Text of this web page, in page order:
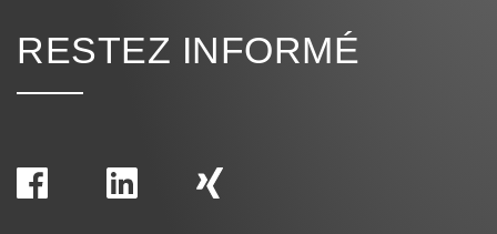
RESTEZ INFORMÉ